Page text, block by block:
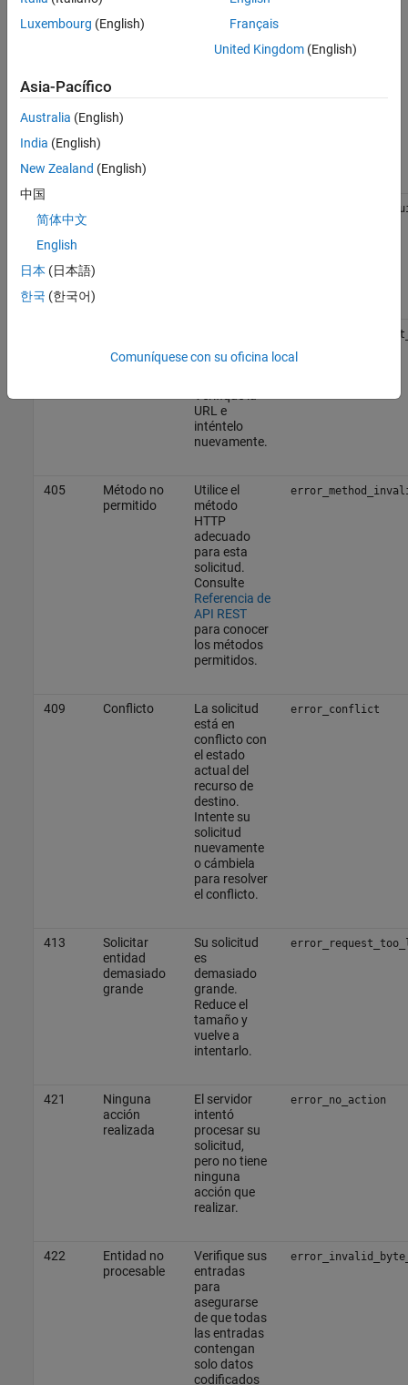
correcta.
Consulte
datos del
Claves API
encontrado
encontró el
recurso
URL e
inténtelo
nuevamente.
405
Método no
permitido
Utilice el
método
HTTP
adecuado
para esta
solicitud.
Consulte
Referencia de
API REST
para conocer
los métodos
permitidos.
409 Conflicto
La solicitud
está en
conflicto con
el estado
actual del
recurso de
destino.
Intente su
solicitud
nuevamente
o cámbiela
para resolver
el conflicto.
error_conflict
413
Solicitar
entidad
demasiado
grande
Su solicitud
es
demasiado
grande.
Reduce el
tamaño y
vuelve a
intentarlo.
421
Ninguna
acción
realizada
El servidor
intentó
procesar su
solicitud,
pero no tiene
ninguna
acción que
realizar.
error_no_action
422
Entidad no
procesable
Verifique sus
entradas
para
asegurarse
de que todas
las entradas
contengan
solo datos
codificados
Luxembourg (English)
Français
United Kingdom(English)
Asia-Pacífico
Australia (English)
India (English)
New Zealand (English)
中国
简体中文
English
日本 (日本語)
한국 (한국어)
Comuníquese con su oficina local